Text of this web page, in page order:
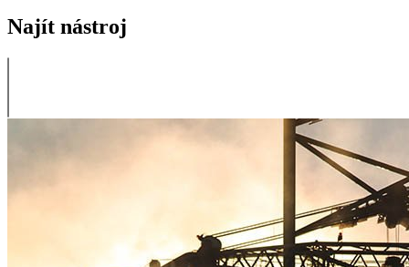
Najít nástroj